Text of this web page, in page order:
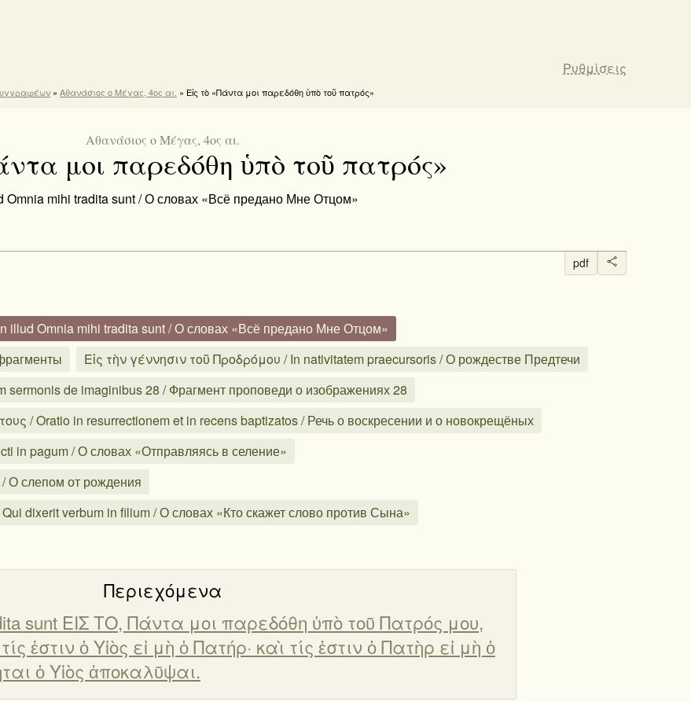
Ρυθμίσεις
» Αθανάσιος ο Μέγας, 4ος αι. » Εἰς τὸ «Πάντα μοι παρεδόθη ὑπὸ τοῦ πατρός»
Αθανάσιος ο Μέγας, 4ος αι.
μοι παρεδόθη ὑπὸ τοῦ πατρός»
Omnia mihi tradita sunt / О словах «Всё предано Мне Отцом»
pdf
Omnia mihi tradita sunt / О словах «Всё предано Мне Отцом»
Εἰς τὴν γέννησιν τοῦ Προδρόμου / In nativitatem praecursoris / О рождестве Предтечи
de imaginibus 28 / Фрагмент проповеди о изображениях 28
/ Oratio in resurrectionem et in recens baptizatos / Речь о воскресении и о новокрещёных
in pagum / О словах «Отправляясь в селение»
О слепом от рождения
dixerit verbum in filium / О словах «Кто скажет слово против Сына»
Περιεχόμενα
sunt ΕΙΣ ΤΟ, Πάντα μοι παρεδόθη ὑπὸ τοῦ Πατρός μου,
ἐστιν ὁ Υἱὸς εἰ μὴ ὁ Πατήρ· καὶ τίς ἐστιν ὁ Πατὴρ εἰ μὴ ὁ
ὁ Υἱὸς ἀποκαλῦψαι.